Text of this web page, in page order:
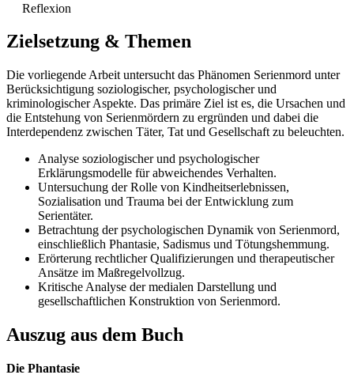
Reflexion
Zielsetzung & Themen
Die vorliegende Arbeit untersucht das Phänomen Serienmord unter
Berücksichtigung soziologischer, psychologischer und
kriminologischer Aspekte. Das primäre Ziel ist es, die Ursachen und
die Entstehung von Serienmördern zu ergründen und dabei die
Interdependenz zwischen Täter, Tat und Gesellschaft zu beleuchten.
Analyse soziologischer und psychologischer
Erklärungsmodelle für abweichendes Verhalten.
Untersuchung der Rolle von Kindheitserlebnissen,
Sozialisation und Trauma bei der Entwicklung zum
Serientäter.
Betrachtung der psychologischen Dynamik von Serienmord,
einschließlich Phantasie, Sadismus und Tötungshemmung.
Erörterung rechtlicher Qualifizierungen und therapeutischer
Ansätze im Maßregelvollzug.
Kritische Analyse der medialen Darstellung und
gesellschaftlichen Konstruktion von Serienmord.
Auszug aus dem Buch
Die Phantasie